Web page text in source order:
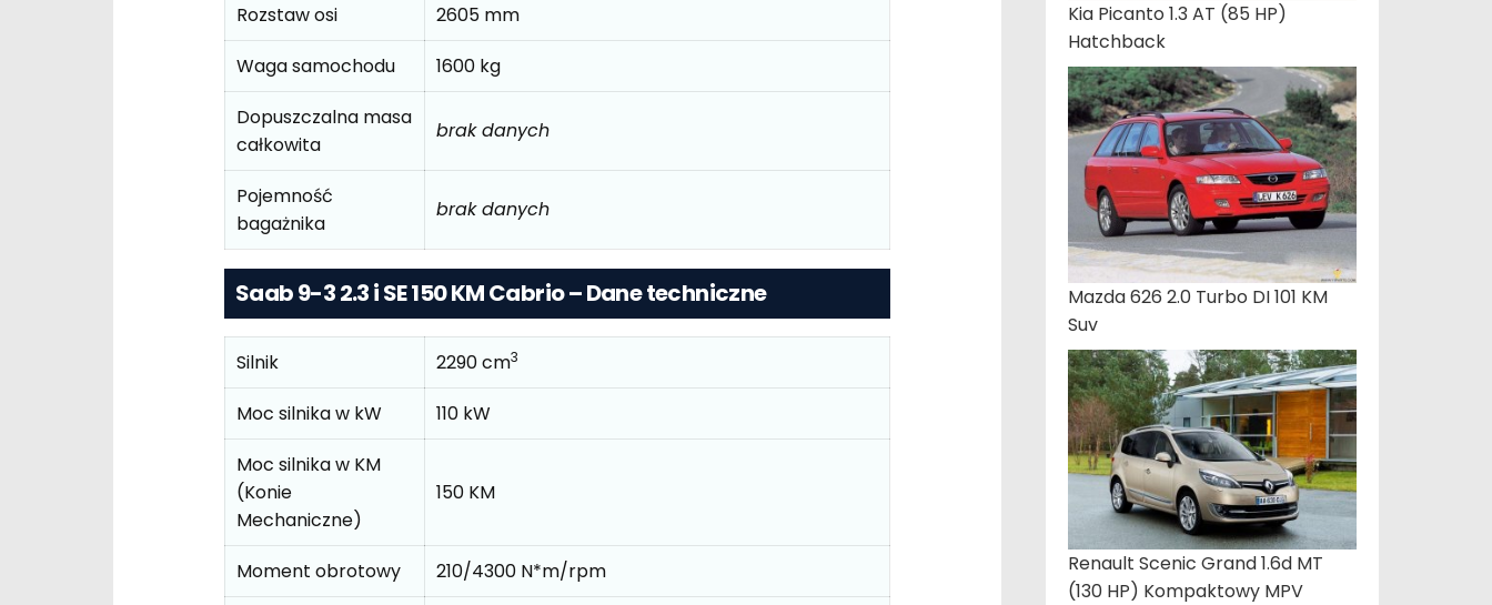
Rozstaw osi
2605 mm
Waga samochodu
1600 kg
Dopuszczalna masa
całkowita
brak danych
Pojemność
bagażnika
brak danych
Saab 9-3 2.3 i SE 150 KM Cabrio – Dane techniczne
Silnik 2290 cm3
Moc silnika w kW
110 kW
Moc silnika w KM
(Konie
Mechaniczne)
150 KM
Moment obrotowy
210/4300 N*m/rpm
Kia Picanto 1.3 AT (85 HP)
Hatchback
Mazda 626 2.0 Turbo DI 101 KM
Suv
Renault Scenic Grand 1.6d MT
(130 HP) Kompaktowy MPV